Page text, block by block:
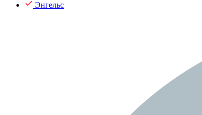
Энгельс